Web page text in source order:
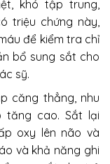
khó tập trung,
triệu chứng này,
để kiểm tra chỉ
bổ sung sắt cho
sỹ.
căng thẳng, nhu
tăng cao. Sắt lại
oxy lên não và
và khả năng ghi